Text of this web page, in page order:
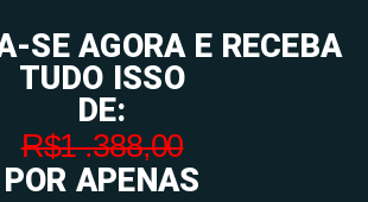
SE AGORA E RECEBA
TUDO ISSO
DE:
R$1 .388,00
POR APENAS